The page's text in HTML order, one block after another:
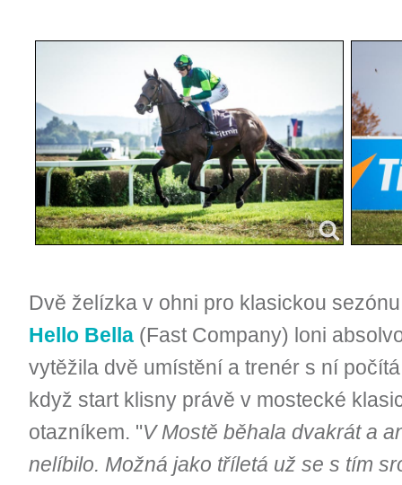
Dvě želízka v ohni pro klasickou
Hello Bella (Fast Company) loni
vytěžila dvě umístění a trenér s ní
když start klisny právě v mostecké
otazníkem. "V Mostě běhala dvakrát a
nelíbilo. Možná jako tříletá už se s tím